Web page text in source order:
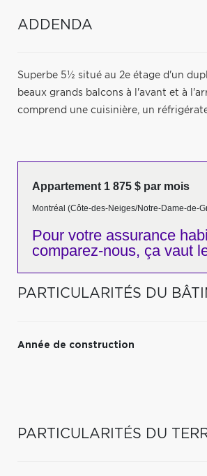
ADDENDA
Superbe 5½ situé au 2e étage d'un
beaux grands balcons à l'avant et à
comprend une cuisinière, un
Appartement 1 875 $ par mois
Montréal (Côte-des-Neiges/Notre-Dame-de-
Pour votre assurance
comparez-nous, ça vaut
PARTICULARITÉS DU
Année de construction
PARTICULARITÉS DU